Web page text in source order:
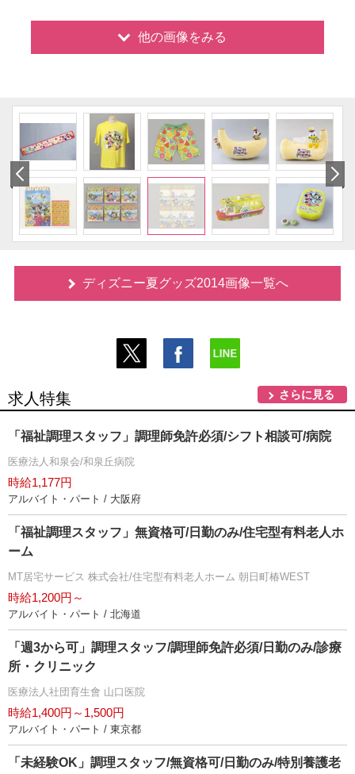
他の画像をみる
ディズニー夏グッズ2014画像一覧へ
求人特集 さらに見る
「福祉調理スタッフ」調理師免許必須/シフト相談可/病院
医療法人和泉会/和泉丘病院
時給1,177円
アルバイト・パート / 大阪府
「福祉調理スタッフ」無資格可/日勤のみ/住宅型有料老人ホ
ーム
MT居宅サービス 株式会社/住宅型有料老人ホーム 朝日町椿WEST
時給1,200円～
アルバイト・パート / 北海道
「週3から可」調理スタッフ/調理師免許必須/日勤のみ/診療
所・クリニック
医療法人社団育生會 山口医院
時給1,400円～1,500円
アルバイト・パート / 東京都
「未経験OK」調理スタッフ/無資格可/日勤のみ/特別養護老